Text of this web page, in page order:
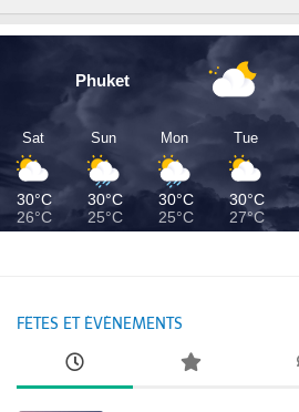
Phuket
Sat
30°C
26°C
Sun
30°C
25°C
Mon
30°C
25°C
Tue
30°C
27°C
FÊTES ET ÉVÉNEMENTS